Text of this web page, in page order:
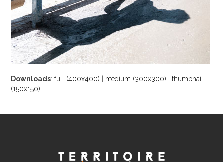
Downloads:full (400x400) medium (300x300) |thumbnail
(150x150)